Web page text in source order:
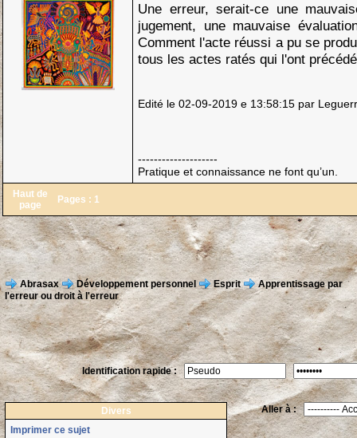
Une erreur, serait-ce une
jugement, une mauvaise
Comment l'acte réussi a pu se
tous les actes ratés qui l'ont
Edité le 02-09-2019 e 13:58:15 par
--------------------
Pratique et connaissance ne font qu’un.
Haut de
page
Pages : 1
Abrasax Développement personnel Esprit
Apprentissage par
l'erreur ou droit à l'erreur
Identification rapide :
Divers
Imprimer ce sujet
Aller à :